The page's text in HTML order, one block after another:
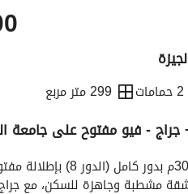
2 حمامات 299 متر مربع
الاتجاهات والمؤشرات
مشطبة وجاهزة للسكن، مع